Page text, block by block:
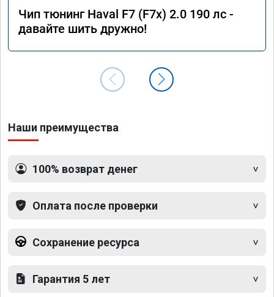
Чип тюнинг Haval F7 (F7x) 2.0 190 лс -
давайте шить дружно!
Наши преимущества
100% возврат денег
Оплата после проверки
Сохранение ресурса
Гарантия 5 лет